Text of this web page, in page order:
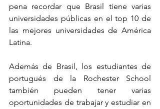
pena recordar que Brasil tiene varias
universidades públicas en el top 10 de
las mejores universidades de América
Latina.
Además de Brasil, los estudiantes de
portugués de la Rochester School
también pueden tener varias
oportunidades de trabajar y estudiar en